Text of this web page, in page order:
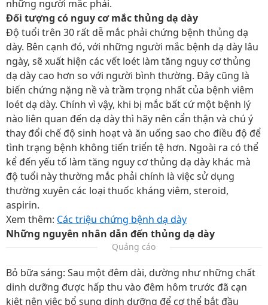
những người mắc phải.
Đối tượng có nguy cơ mắc thủng dạ dày
Độ tuổi trên 30 rất dễ mắc phải chứng bệnh thủng dạ
dày. Bên cạnh đó, với những người mắc bệnh dạ dày lâu
ngày, sẽ xuất hiện các vết loét làm tăng nguy cơ thủng
dạ dày cao hơn so với người bình thường. Đây cũng là
biến chứng nặng nề và trầm trọng nhất của bệnh viêm
loét dạ dày. Chính vì vậy, khi bị mắc bất cứ một bệnh lý
nào liên quan đến dạ dày thì hãy nên cẩn thận và chú ý
thay đổi chế độ sinh hoạt và ăn uống sao cho điều độ để
tình trạng bệnh không tiến triển tệ hơn. Ngoài ra có thể
kể đến yếu tố làm tăng nguy cơ thủng dạ dày khác mà
độ tuổi này thường mắc phải chính là việc sử dụng
thường xuyên các loại thuốc kháng viêm, steroid,
aspirin.
Xem thêm: Các triệu chứng bệnh dạ dày
Những nguyên nhân dẫn đến thủng dạ dày
Quảng cáo
Bỏ bữa sáng: Sau một đêm dài, dường như những chất
dinh dưỡng được hấp thu vào đêm hôm trước đã cạn
kiệt nên việc bổ sung dinh dưỡng để cơ thể bắt đầu